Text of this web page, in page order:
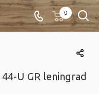
0
U GR leningrad